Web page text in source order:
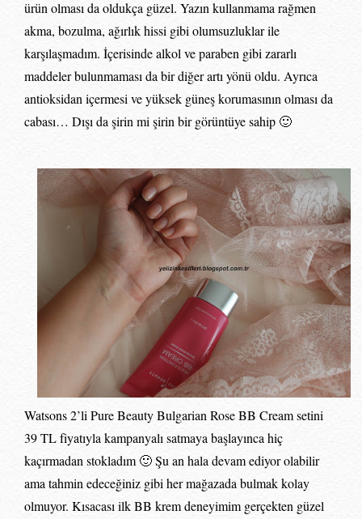
ürün olması da oldukça güzel. Yazın kullanmama rağmen
akma, bozulma, ağırlık hissi gibi olumsuzluklar ile
karşılaşmadım. İçerisinde alkol ve paraben gibi zararlı
maddeler bulunmaması da bir diğer artı yönü oldu. Ayrıca
antioksidan içermesi ve yüksek güneş korumasının olması da
cabası… Dışı da şirin mi şirin bir görüntüye sahip 🙂
Watsons 2’li Pure Beauty Bulgarian Rose BB Cream setini
39 TL fiyatıyla kampanyalı satmaya başlayınca hiç
kaçırmadan stokladım 🙂 Şu an hala devam ediyor olabilir
ama tahmin edeceğiniz gibi her mağazada bulmak kolay
olmuyor. Kısacası ilk BB krem deneyimim gerçekten güzel